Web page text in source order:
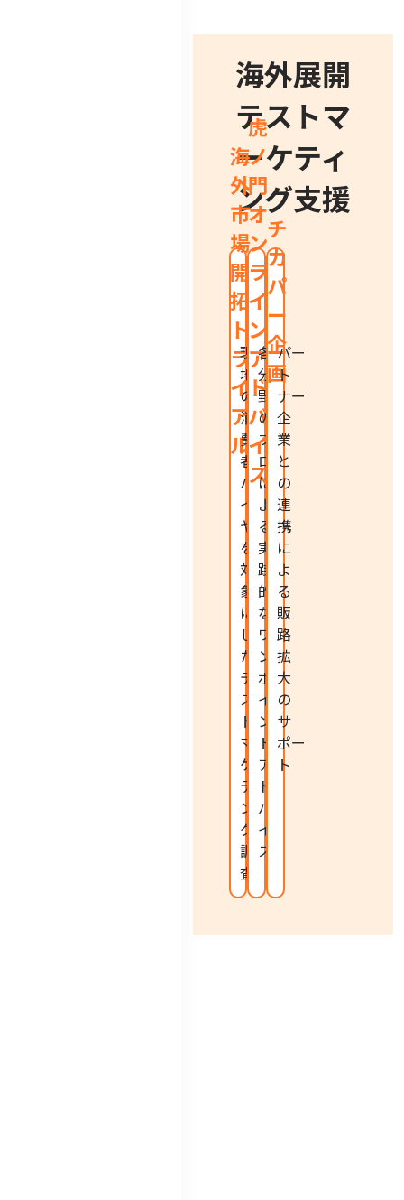
海外展開
テストマ
ーケティ
ング支援
海
外
市
場
開
拓
ト
ラ
イ
ア
ル
現
地
の
消
費
者・
バ
イ
ヤー
を
対
象
に
し
た
テ
ス
ト
マー
ケ
ティ
ン
グ
調
査
虎
ノ
門
オ
ン
ラ
イ
ン
ア
ド
バ
イ
ス
各
分
野
の
プ
ロ
に
よ
る
実
践
的
な
ワ
ン
ポ
イ
ン
ト
ア
ド
バ
イ
ス
チ
カ
パ
ー
企
画
パー
ト
ナー
企
業
と
の
連
携
に
よ
る
販
路
拡
大
の
サ
ポー
ト